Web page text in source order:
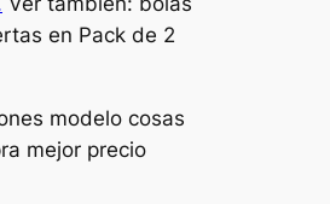
en Pack de 2
modelo cosas
mejor precio